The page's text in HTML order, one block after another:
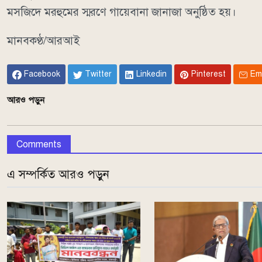
মসজিদে মরহুমের স্মরণে গায়েবানা জানাজা অনুষ্ঠিত হয়।
মানবকণ্ঠ/আরআই
Facebook Twitter Linkedin Pinterest
আরও পড়ুন
Comments
এ সম্পর্কিত আরও পড়ুন